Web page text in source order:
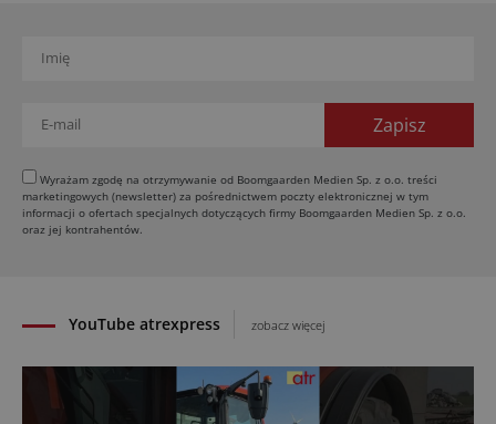
01.08.2026
31.07.2026
Kukurydza w Polsce: aktualny stan plantacji
30.07.2026
Amazone ZG-TX precyzyjniejszy rozsiewacz
29.07.2026
YouTube atrexpress zobacz więcej
Wyrażam zgodę na otrzymywanie od Boomgaarden Medien Sp. z o.o. treści
marketingowych (newsletter) za pośrednictwem poczty elektronicznej w tym
informacji o ofertach specjalnych dotyczących firmy Boomgaarden Medien Sp. z o.o.
oraz jej kontrahentów.